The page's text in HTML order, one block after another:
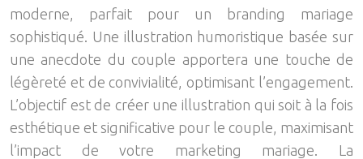
moderne, parfait pour un branding mariage
sophistiqué. Une illustration humoristique basée sur
une anecdote du couple apportera une touche de
légèreté et de convivialité, optimisant l’engagement.
L’objectif est de créer une illustration qui soit à la fois
esthétique et significative pour le couple, maximisant
l’impact de votre marketing mariage. La